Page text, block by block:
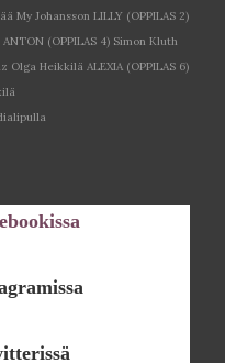
My Johansson LILLY (OPPILAS 2)
(OPPILAS 4) Simon Kluth
Olga Heikkilä ALEXIA (OPPILAS 6)